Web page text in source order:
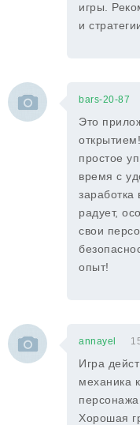
игры.
и
bars-20-87
Это
простое
время с
заработка
радует,
свои
опыт!
annayel
Игра
механика
Хорошая